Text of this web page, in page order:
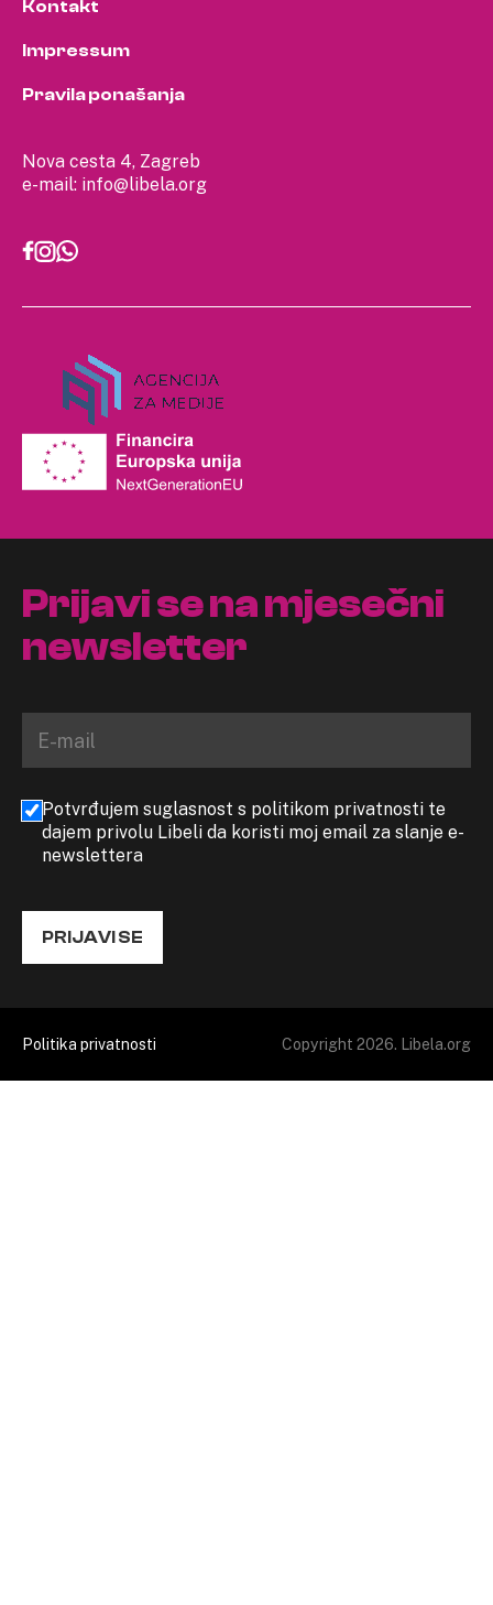
Nova cesta 4, Zagreb
e-mail: info@libela.org
Kontakt
Impressum
Pravila ponašanja
Prijavi se na mjesečni
newsletter
Potvrđujem suglasnost s politikom privatnosti te
dajem privolu Libeli da koristi moj email za slanje e-
newslettera
PRIJAVI SE
Politika privatnosti Copyright 2026. Libela.org